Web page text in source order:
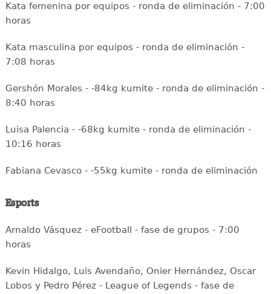
Kata femenina por equipos - ronda de eliminación - 7:00
horas
Kata masculina por equipos - ronda de eliminación -
7:08 horas
Gershón Morales - -84kg kumite - ronda de eliminación -
8:40 horas
Luisa Palencia - -68kg kumite - ronda de eliminación -
10:16 horas
Fabiana Cevasco - -55kg kumite - ronda de eliminación
Esports
Arnaldo Vásquez - eFootball - fase de grupos - 7:00
horas
Kevin Hidalgo, Luis Avendaño, Onier Hernández, Oscar
Lobos y Pedro Pérez - League of Legends - fase de